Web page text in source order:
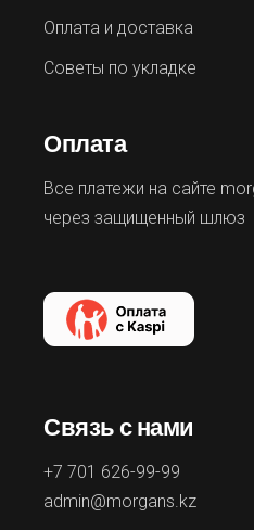
Оплата и доставка
Советы по укладке
Оплата
Все платежи на сайте
через защищенный шлюз
Связь с нами
+7 701 626-99-99
admin@morgans.kz